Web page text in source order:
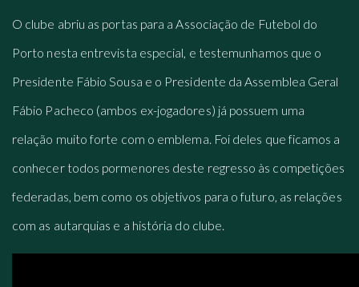
O clube abriu as portas para a Associação de Futebol do
Porto nesta entrevista especial, e testemunhamos que o
Presidente Fábio Sousa e o Presidente da Assemblea Geral
Fábio Pacheco (ambos ex-jogadores) já possuem uma
relação muito forte com o emblema. Foi deles que ficamos a
conhecer todos pormenores deste regresso às competições
federadas, bem como os objetivos para o futuro, as relações
com as autarquias e a história do clube.